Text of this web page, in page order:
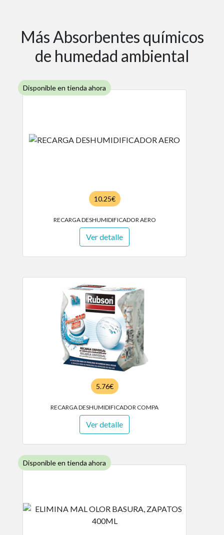
Más Absorbentes químicos
de humedad ambiental
Disponible en tienda ahora
10.25€
RECARGA DESHUMIDIFICADOR AERO
Ver detalle
5.76€
RECARGA DESHUMIDIFICADOR COMPA
Ver detalle
Disponible en tienda ahora